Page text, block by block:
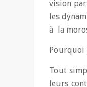
vision
les
à la
Pourquoi
Tout
leurs